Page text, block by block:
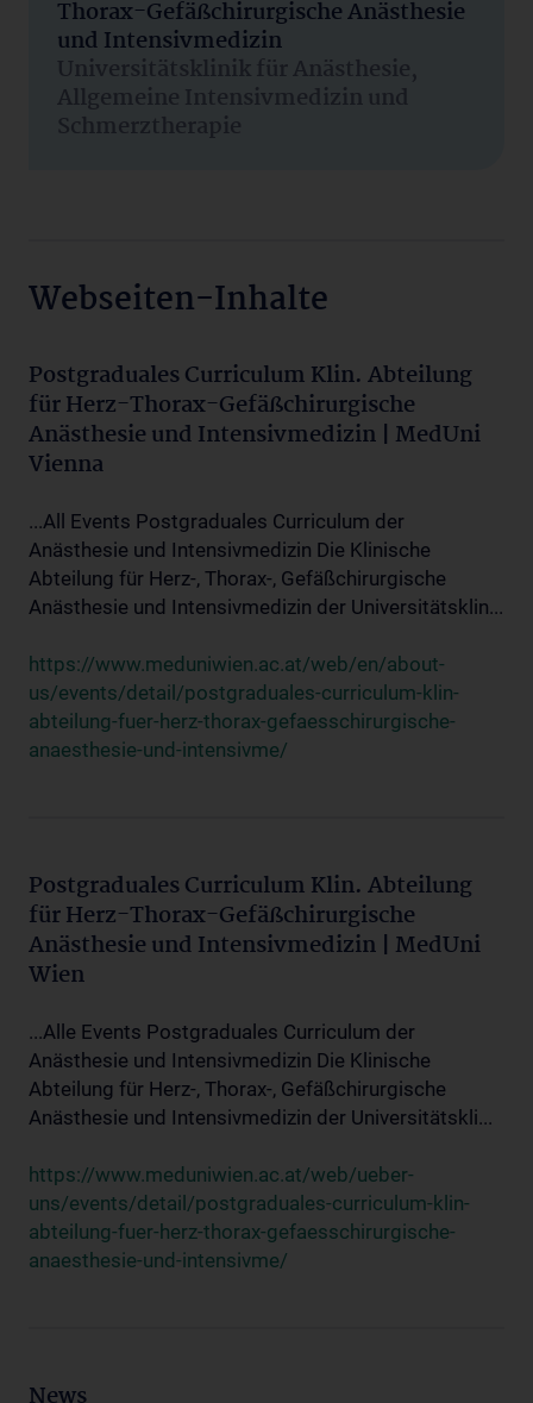
Thorax-Gefäßchirurgische Anästhesie
und Intensivmedizin
Universitätsklinik für Anästhesie,
Allgemeine Intensivmedizin und
Schmerztherapie
Webseiten-Inhalte
Postgraduales Curriculum Klin. Abteilung
für Herz-Thorax-Gefäßchirurgische
Anästhesie und Intensivmedizin | MedUni
Vienna
...All Events Postgraduales Curriculum der
Anästhesie und Intensivmedizin Die Klinische
Abteilung für Herz-, Thorax-, Gefäßchirurgische
Anästhesie und Intensivmedizin der Universitätsklin...
https://www.meduniwien.ac.at/web/en/about-
us/events/detail/postgraduales-curriculum-klin-
abteilung-fuer-herz-thorax-gefaesschirurgische-
anaesthesie-und-intensivme/
Postgraduales Curriculum Klin. Abteilung
für Herz-Thorax-Gefäßchirurgische
Anästhesie und Intensivmedizin | MedUni
Wien
...Alle Events Postgraduales Curriculum der
Anästhesie und Intensivmedizin Die Klinische
Abteilung für Herz-, Thorax-, Gefäßchirurgische
Anästhesie und Intensivmedizin der Universitätskli...
https://www.meduniwien.ac.at/web/ueber-
uns/events/detail/postgraduales-curriculum-klin-
abteilung-fuer-herz-thorax-gefaesschirurgische-
anaesthesie-und-intensivme/